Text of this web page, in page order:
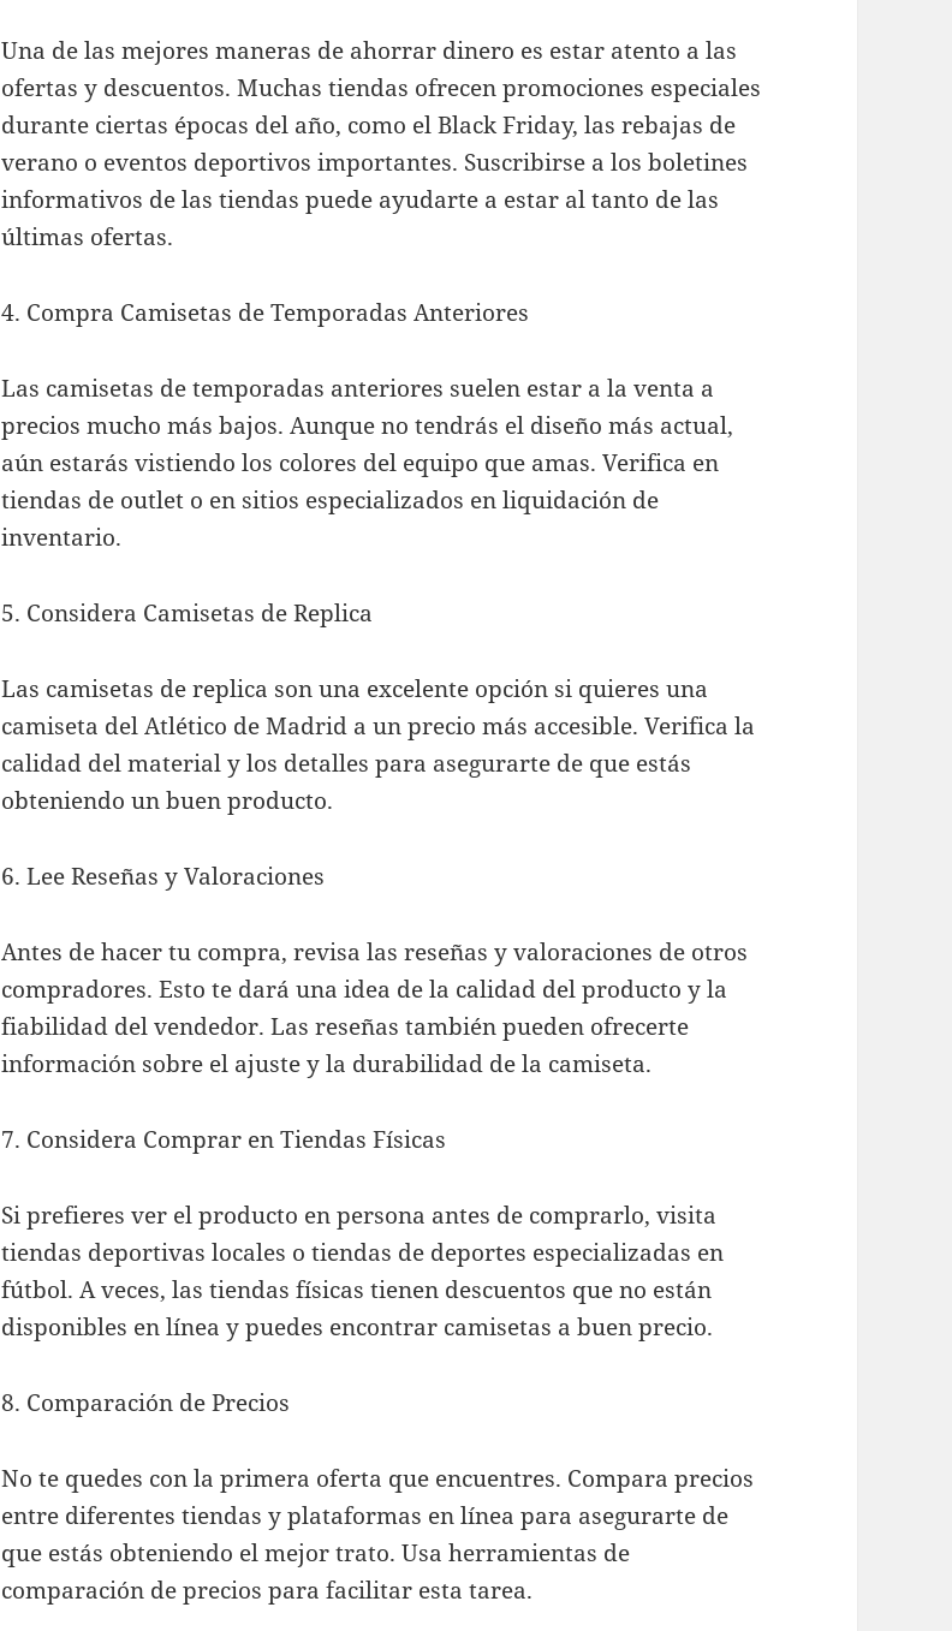
Una de las mejores maneras de ahorrar dinero es estar atento a las
ofertas y descuentos. Muchas tiendas ofrecen promociones especiales
durante ciertas épocas del año, como el Black Friday, las rebajas de
verano o eventos deportivos importantes. Suscribirse a los boletines
informativos de las tiendas puede ayudarte a estar al tanto de las
últimas ofertas.
4. Compra Camisetas de Temporadas Anteriores
Las camisetas de temporadas anteriores suelen estar a la venta a
precios mucho más bajos. Aunque no tendrás el diseño más actual,
aún estarás vistiendo los colores del equipo que amas. Verifica en
tiendas de outlet o en sitios especializados en liquidación de
inventario.
5. Considera Camisetas de Replica
Las camisetas de replica son una excelente opción si quieres una
camiseta del Atlético de Madrid a un precio más accesible. Verifica la
calidad del material y los detalles para asegurarte de que estás
obteniendo un buen producto.
6. Lee Reseñas y Valoraciones
Antes de hacer tu compra, revisa las reseñas y valoraciones de otros
compradores. Esto te dará una idea de la calidad del producto y la
fiabilidad del vendedor. Las reseñas también pueden ofrecerte
información sobre el ajuste y la durabilidad de la camiseta.
7. Considera Comprar en Tiendas Físicas
Si prefieres ver el producto en persona antes de comprarlo, visita
tiendas deportivas locales o tiendas de deportes especializadas en
fútbol. A veces, las tiendas físicas tienen descuentos que no están
disponibles en línea y puedes encontrar camisetas a buen precio.
8. Comparación de Precios
No te quedes con la primera oferta que encuentres. Compara precios
entre diferentes tiendas y plataformas en línea para asegurarte de
que estás obteniendo el mejor trato. Usa herramientas de
comparación de precios para facilitar esta tarea.